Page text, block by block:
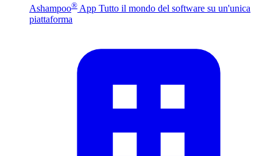
Ashampoo® App Tutto il mondo del software su un'unica
piattaforma